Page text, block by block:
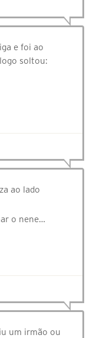
e foi ao
soltou:
ao lado
o nene…
um irmão ou